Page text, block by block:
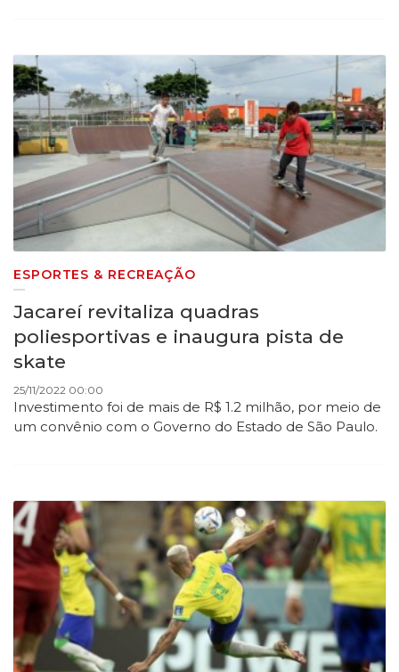
ESPORTES & RECREAÇÃO
Jacareí revitaliza quadras
poliesportivas e inaugura pista de
skate
25/11/2022 00:00
Investimento foi de mais de R$ 1.2 milhão, por meio de
um convênio com o Governo do Estado de São Paulo.